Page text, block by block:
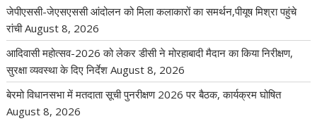
जेपीएससी-जेएसएससी आंदोलन को मिला कलाकारों का समर्थन,पीयूष मिश्रा पहुंचे
रांची August 8, 2026
आदिवासी महोत्सव-2026 को लेकर डीसी ने मोरहाबादी मैदान का किया निरीक्षण,
सुरक्षा व्यवस्था के दिए निर्देश August 8, 2026
बेरमो विधानसभा में मतदाता सूची पुनरीक्षण 2026 पर बैठक, कार्यक्रम घोषित
August 8, 2026